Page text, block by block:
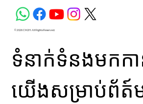
© 2026 CM2H. All Rights Reserved.
ទំនាក់ទំនងមកក
យើងសម្រាប់ព័ត៍